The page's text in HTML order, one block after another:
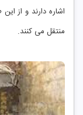
اشاره دارند و از
منتقل می ‌کنند.